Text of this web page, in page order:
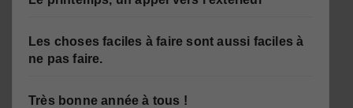
Les choses faciles à faire sont aussi faciles à
ne pas faire.
Très bonne année à tous !